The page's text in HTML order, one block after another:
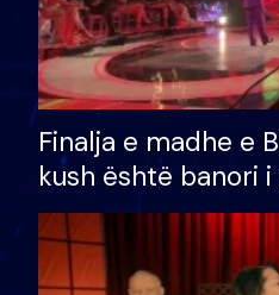
Finalja e madhe e
kush është banori
shtëpinë dhe
të fituar çmimin e